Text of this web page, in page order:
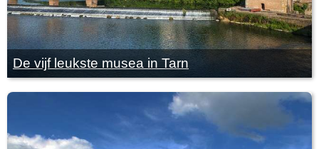
De vijf leukste musea in Tarn